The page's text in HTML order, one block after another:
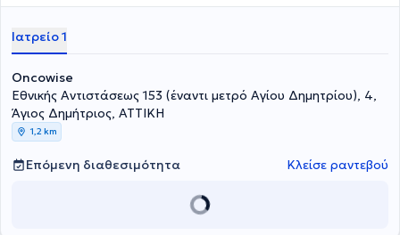
Ιατρείο 1
Oncowise
Εθνικής Αντιστάσεως 153 (έναντι μετρό Αγίου Δημητρίου), 4,
Άγιος Δημήτριος, ΑΤΤΙΚΗ
1,2 km
Επόμενη διαθεσιμότητα Κλείσε ραντεβού